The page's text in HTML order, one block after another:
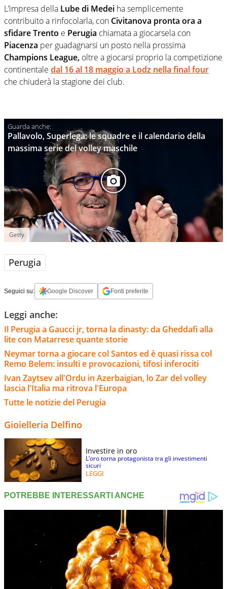
L’impresa della Lube di Medei ha semplicemente
contribuito a rinfocolarla, con Civitanova pronta ora a
sfidare Trento e Perugia chiamata a giocarsela con
Piacenza per guadagnarsi un posto nella prossima
Champions League, oltre a giocarsi proprio la competizione
continentale dal 16 al 18 maggio a Lodz nella final four
che chiuderà la stagione dei club.
Pallavolo, Superlega: le squadre e il calendario della
massima serie del volley maschile
Getty
Perugia
Seguici su: Google Discover Fonti preferite
Leggi anche:
Il Perugia a Gaucci jr, torna la dinasty: da Gheddafi alla
lite con Matarrese quante storie
Neymar torna a giocare col Santos ed è quasi rissa col
Remo Belem: insulti e provocazioni, tifosi inferociti
Ivan Zaytsev all'Ordu in Azerbaigian, lo Zar del volley
lascia l'Italia ma ritrova l'Europa
Tutte le notizie del Perugia
Gioielleria Delfino
Investire in oro
L’oro torna protagonista tra gli investimenti
sicuri
LEGGI